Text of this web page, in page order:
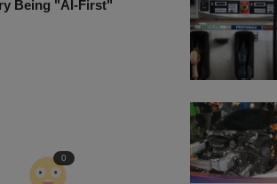
Being "AI-First"
0